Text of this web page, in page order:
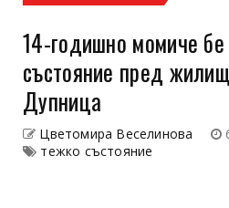
14-годишно момиче бе
състояние пред
Дупница
Цветомира Веселинова
тежко състояние